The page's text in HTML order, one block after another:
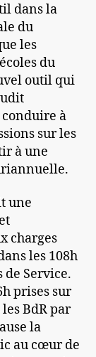
dans la
du
les
du
outil qui
à
sur les
à une
une
charges
les 108h
de Service.
prises sur
BdR par
la
au cœur de